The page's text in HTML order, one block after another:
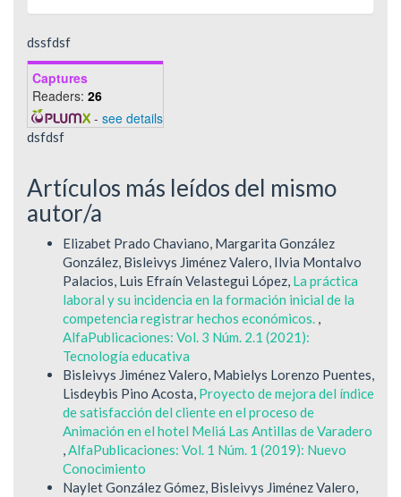
dssfdsf
Captures
Readers: 26
- see details
dsfdsf
Artículos más leídos del mismo
autor/a
Elizabet Prado Chaviano, Margarita González
González, Bisleivys Jiménez Valero, Ilvia Montalvo
Palacios, Luis Efraín Velastegui López, La práctica
laboral y su incidencia en la formación inicial de la
competencia registrar hechos económicos. ,
AlfaPublicaciones: Vol. 3 Núm. 2.1 (2021):
Tecnología educativa
Bisleivys Jiménez Valero, Mabielys Lorenzo Puentes,
Lisdeybis Pino Acosta, Proyecto de mejora del índice
de satisfacción del cliente en el proceso de
Animación en el hotel Meliá Las Antillas de Varadero
,AlfaPublicaciones: Vol. 1 Núm. 1 (2019): Nuevo
Conocimiento
Naylet González Gómez, Bisleivys Jiménez Valero,